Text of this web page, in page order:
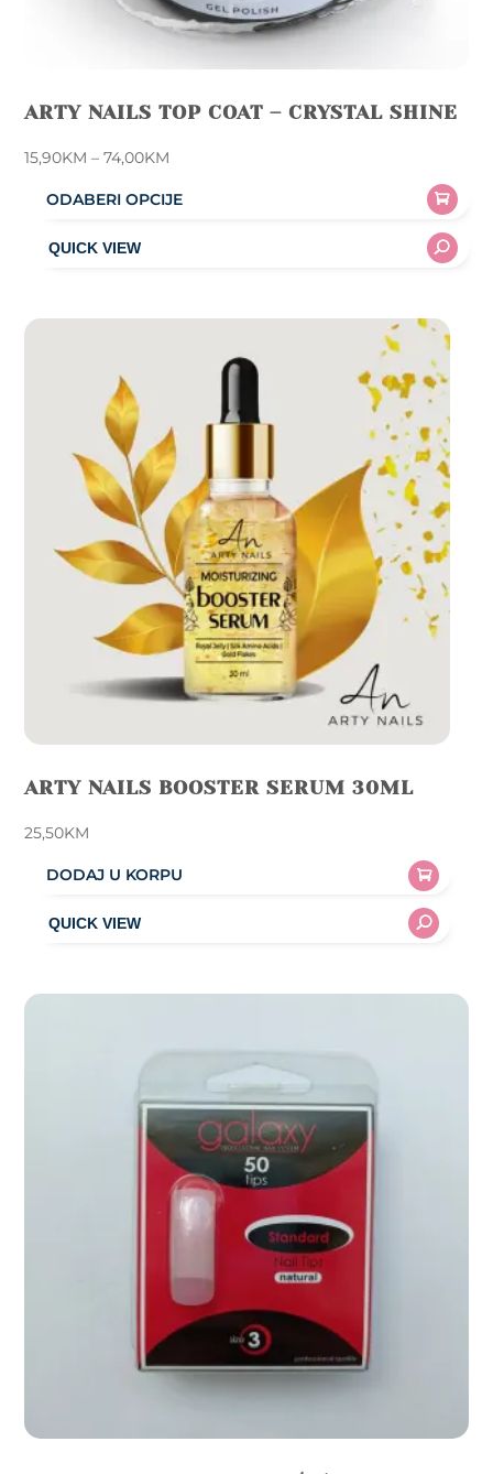
ARTY NAILS TOP COAT – CRYSTAL SHINE
15,90KM – 74,00KM
ODABERI OPCIJE
product
multiple
product
ARTY NAILS BOOSTER SERUM 30ML
25,50KM
DODAJ U KORPU